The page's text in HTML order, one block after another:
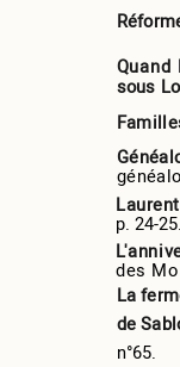
sous
p. 24-25.
des
La
de
n°65.